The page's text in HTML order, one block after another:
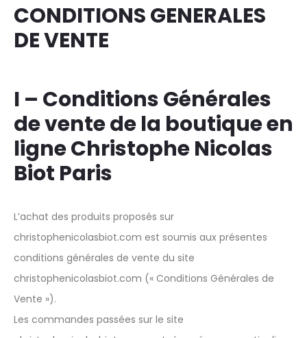
CONDITIONS GENERALES
DE VENTE
I – Conditions Générales
de vente de la boutique en
ligne Christophe Nicolas
Biot Paris
L’achat des produits proposés sur
christophenicolasbiot.com est soumis aux présentes
conditions générales de vente du site
christophenicolasbiot.com (« Conditions Générales de
Vente »).
Les commandes passées sur le site